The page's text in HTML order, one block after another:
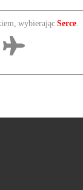
wybierającSerce